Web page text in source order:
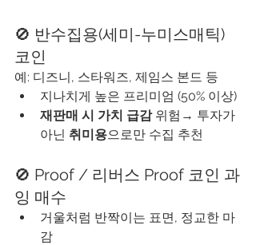
🚫 반수집용(세미-누미스매틱)
코인
예: 디즈니, 스타워즈, 제임스 본드 등
지나치게 높은 프리미엄 (50% 이상)
재판매 시 가치 급감 위험→ 투자가
아닌 취미용으로만 수집 추천
🚫 Proof / 리버스 Proof 코인 과
잉 매수
거울처럼 반짝이는 표면, 정교한 마
감